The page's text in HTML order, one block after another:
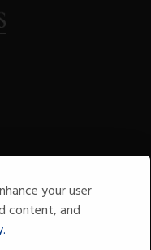
your user
content, and